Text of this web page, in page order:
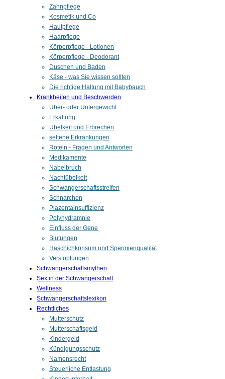
Zahnpflege
Kosmetik und Co
Hautpflege
Haarpflege
Körperpflege - Lotionen
Körperpflege - Deodorant
Duschen und Baden
Käse - was Sie wissen sollten
Die richtige Haltung mit Babybauch
Krankheiten und Beschwerden
Über- oder Untergewicht
Erkältung
Übelkeit und Erbrechen
seltene Erkrankungen
Röteln - Fragen und Antworten
Medikamente
Nabelbruch
Nachtübelkeit
Schwangerschaftsstreifen
Schnarchen
Plazentainsuffizienz
Polyhydramnie
Einfluss der Gene
Blutungen
Haschichkonsum und Spermienqualität
Verstopfungen
Schwangerschaftsmythen
Sex in der Schwangerschaft
Wellness
Schwangerschaftslexikon
Rechtliches
Mutterschutz
Mutterschaftsgeld
Kindergeld
Kündigungsschutz
Namensrecht
Steuerliche Entlastung